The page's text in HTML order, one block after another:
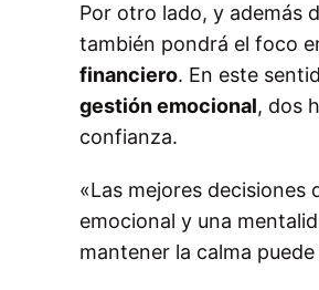
Por otro lado, y además
también pondrá el foco
financiero. En este
gestión emocional, dos
confianza.
«Las mejores
emocional y una
mantener la calma